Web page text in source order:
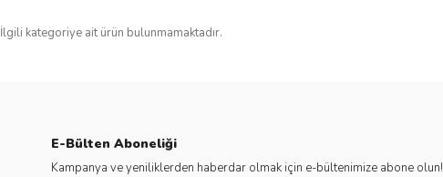
İlgili kategoriye ait ürün bulunmamaktadır.
E-Bülten Aboneliği
Kampanya ve yeniliklerden haberdar olmak için e-bültenimize abone olun!